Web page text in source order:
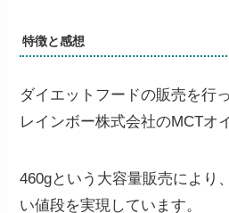
特徴と感想
ダイエットフードの販売を行
レインボー株式会社のMCTオ
460gという大容量販売により
い値段を実現しています。